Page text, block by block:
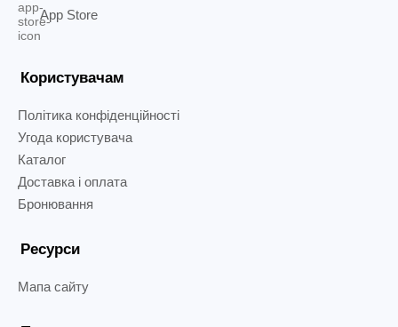
App Store
Користувачам
Політика конфіденційності
Угода користувача
Каталог
Доставка і оплата
Бронювання
Ресурси
Мапа сайту